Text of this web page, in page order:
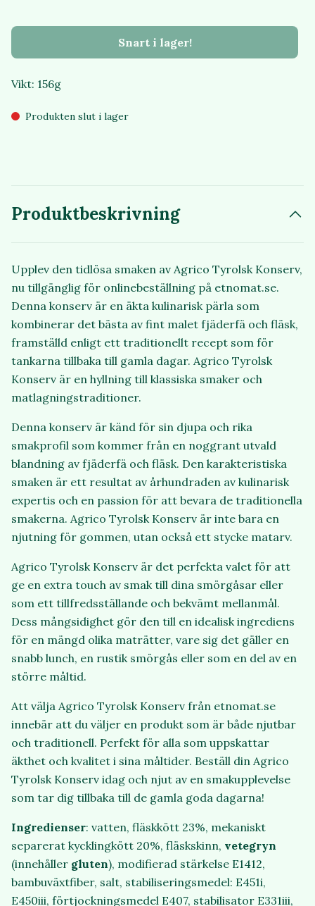
Snart i lager!
Vikt: 156g
Produkten slut i lager
Produktbeskrivning
Upplev den tidlösa smaken av Agrico Tyrolsk Konserv,
nu tillgänglig för onlinebeställning på etnomat.se.
Denna konserv är en äkta kulinarisk pärla som
kombinerar det bästa av fint malet fjäderfä och fläsk,
framställd enligt ett traditionellt recept som för
tankarna tillbaka till gamla dagar. Agrico Tyrolsk
Konserv är en hyllning till klassiska smaker och
matlagningstraditioner.
Denna konserv är känd för sin djupa och rika
smakprofil som kommer från en noggrant utvald
blandning av fjäderfä och fläsk. Den karakteristiska
smaken är ett resultat av århundraden av kulinarisk
expertis och en passion för att bevara de traditionella
smakerna. Agrico Tyrolsk Konserv är inte bara en
njutning för gommen, utan också ett stycke matarv.
Agrico Tyrolsk Konserv är det perfekta valet för att
ge en extra touch av smak till dina smörgåsar eller
som ett tillfredsställande och bekvämt mellanmål.
Dess mångsidighet gör den till en idealisk ingrediens
för en mängd olika maträtter, vare sig det gäller en
snabb lunch, en rustik smörgås eller som en del av en
större måltid.
Att välja Agrico Tyrolsk Konserv från etnomat.se
innebär att du väljer en produkt som är både njutbar
och traditionell. Perfekt för alla som uppskattar
äkthet och kvalitet i sina måltider. Beställ din Agrico
Tyrolsk Konserv idag och njut av en smakupplevelse
som tar dig tillbaka till de gamla goda dagarna!
Ingredienser: vatten, fläskkött 23%, mekaniskt
separerat kycklingkött 20%, fläskskinn, vetegryn
(innehåller gluten), modifierad stärkelse E1412,
bambuväxtfiber, salt, stabiliseringsmedel: E451i,
E450iii, förtjockningsmedel E407, stabilisator E331iii,